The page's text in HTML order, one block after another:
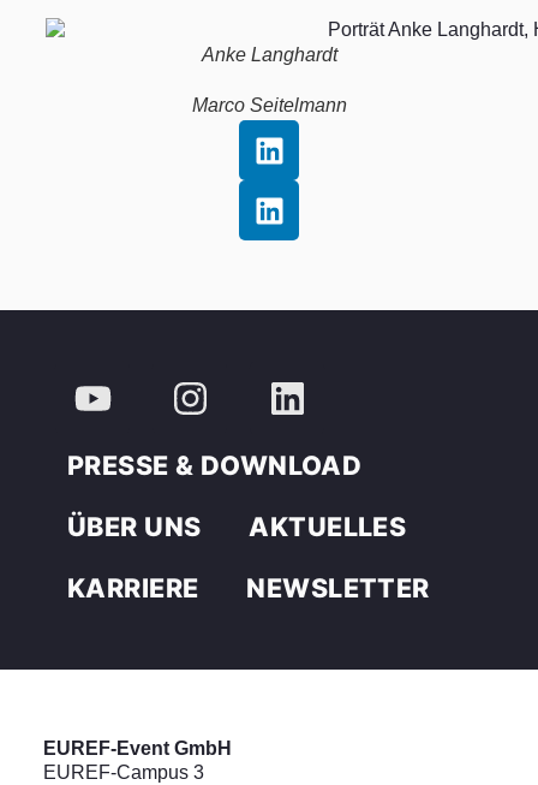
Anke Langhardt
Marco Seitelmann
PRESSE & DOWNLOAD
ÜBER UNS
AKTUELLES
KARRIERE
NEWSLETTER
EUREF-Event GmbH
EUREF-Campus 3